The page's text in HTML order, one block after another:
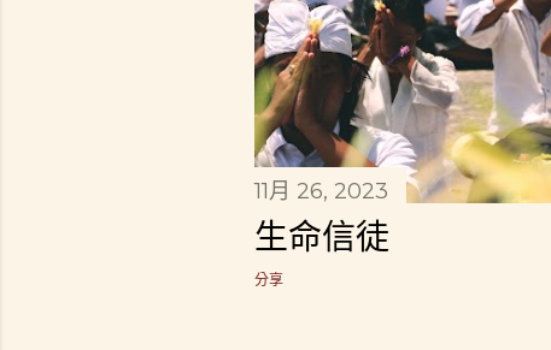
11月 26, 2023
生命信徒
分享